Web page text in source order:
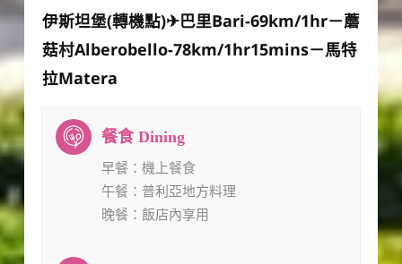
伊斯坦堡(轉機點)✈巴里Bari-69km/1hr－蘑
菇村Alberobello-78km/1hr15mins－馬特
拉Matera
早餐 ：機上餐食
午餐 ：普利亞地方料理
晚餐 ：飯店內享用